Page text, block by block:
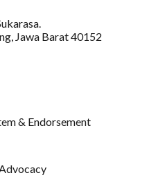
Jawa Barat 40152
& Endorsement